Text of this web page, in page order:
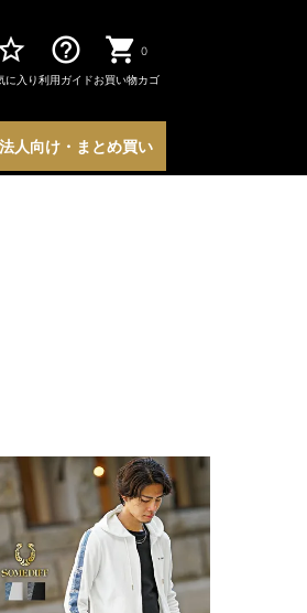
に入り
help_outline
利用ガイド
0
お買い物カゴ
法人向け・まとめ買い